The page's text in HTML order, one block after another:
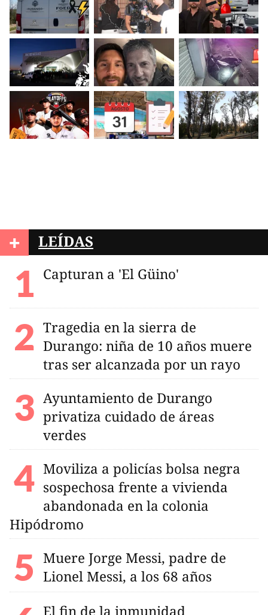
+ LEÍDAS
Capturan a 'El Güino'
Tragedia en la sierra de
Durango: niña de 10 años muere
tras ser alcanzada por un rayo
Ayuntamiento de Durango
privatiza cuidado de áreas
verdes
Moviliza a policías bolsa negra
sospechosa frente a vivienda
abandonada en la colonia
Hipódromo
Muere Jorge Messi, padre de
Lionel Messi, a los 68 años